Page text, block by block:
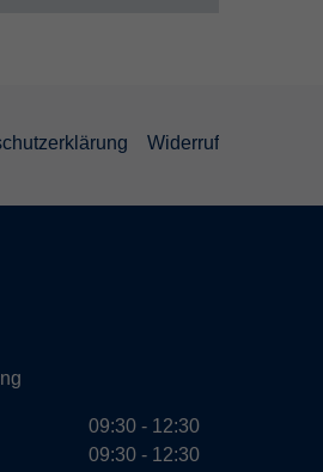
Widerruf
09:30 - 12:30
09:30 - 12:30